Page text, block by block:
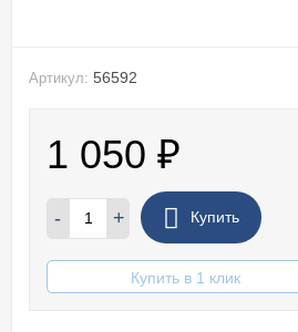
Артикул: 56592
1 050 ₽
- + Купить
Купить в 1 клик